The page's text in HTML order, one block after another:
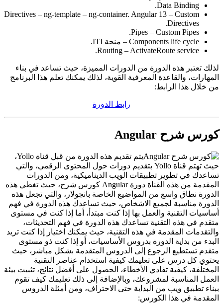
Data Binding.
Directives – ng-template – ng-container. Angular 13 – Custom
Directives.
Pipes – Custom Pipes.
Components life cycle – منحة ITI.
Routing – ActivateRoute service.
لذلك تعتبر هذه الدورة من الدورات المميزة، حيث تساعد في بناء
المهارات، والقاعدة المعرفية القوية، لذلك يمكنك تعلم هذا البرنامج
من خلال هذا الرابط:
رابط الدورة
كورس شرح Angular
يتم تقديم هذه الدورة من قبل قناة Yollo،
حيث تهتم قناة Yollo بتقديم دورات حول المحتوى الرقمي، والتي
تساعدك في تطوير تطبيقات الويب الديناميكية، ومن الدورات
المقدمة من هذه القناة دورة Angular كورس شرح، حيث تغطي هذه
الدورة نطاق واسع من المواضيع الخاصة بانجولار، والتي تجعل هذه
الدورة مناسبة لجميع الاشخاص، حيث تساعدك هذه الدورة في فهم
أساسيات التقنية والعمل بها إذا كنت مبتدأ، أما إذا كنت في مستوى
متقدم في هذه التقنية تساعدك هذه الدورة في فهم التحديثات،
والتقدمات المقدمة في هذه التقنية، حيث يمكنك اختيار إذا كنت تريد
البدء من بداية الدورة بدروس الأساسيات، أو إذا كنت ذو مستوى
متقدم تستطيع الرجوع إلى الدروس المتقدمة بشكل مباشر، حيث
يحتوي كل درس على تعليمك كيفية استخدام عناصر التقنية
المختلفة، كيفية تفادي الأخطاء، الحصول على أفضل نتائج، تثبيت بيئة
العمل المناسبة لمشروعك، وبالإضافة إلى ذلك تعليمك كيف تقوم
ببناء تطبيق ويب من البداية حتى الاحتراف، ومن أمثلة الدروس
المقدمة في هذا الكورس: